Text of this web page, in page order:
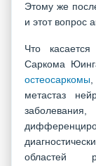
Этому же
и этот вопрос
Что
Саркома
остеосаркомы
метастаз
областей